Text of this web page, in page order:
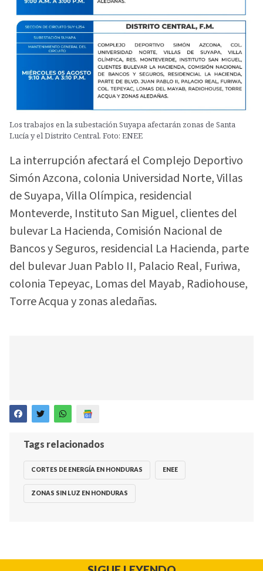
Los trabajos en la subestación Suyapa afectarán zonas de Santa
Lucía y el Distrito Central. Foto: ENEE
La interrupción afectará el Complejo Deportivo
Simón Azcona, colonia Universidad Norte, Villas
de Suyapa, Villa Olímpica, residencial
Monteverde, Instituto San Miguel, clientes del
bulevar La Hacienda, Comisión Nacional de
Bancos y Seguros, residencial La Hacienda, parte
del bulevar Juan Pablo II, Palacio Real, Furiwa,
colonia Tepeyac, Lomas del Mayab, Radiohouse,
Torre Acqua y zonas aledañas.
Tags relacionados
CORTES DE ENERGÍA EN HONDURAS ENEE
ZONAS SIN LUZ EN HONDURAS